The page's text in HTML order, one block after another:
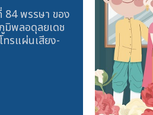
84 พรรษา ของ
มิพลอดุลยเดช
รแผ่นเสียง-